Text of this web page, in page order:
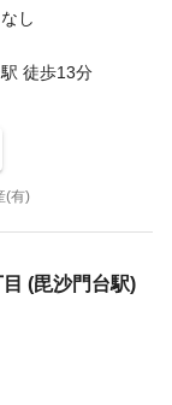
なし
徒歩13分
(有)
(毘沙門台駅)